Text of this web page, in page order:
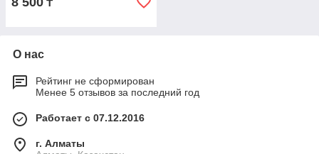
₸
О нас
Рейтинг не сформирован
Менее 5 отзывов за последний год
Работает с 07.12.2016
г. Алматы